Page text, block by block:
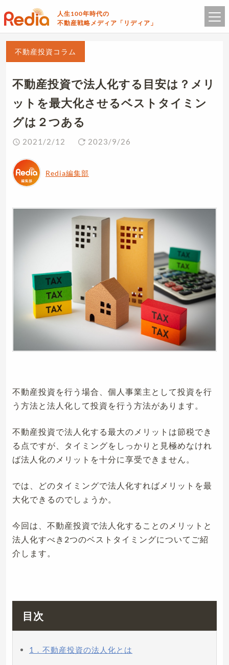
人生100年時代の
不動産戦略メディア「リディア」
不動産投資コラム
不動産投資で法人化する目安は？メリ
ットを最大化させるベストタイミン
グは２つある
2021/2/12 2023/9/26
Redia編集部
不動産投資を行う場合、個人事業主として投資を行
う方法と法人化して投資を行う方法があります。
不動産投資で法人化する最大のメリットは節税でき
る点ですが、タイミングをしっかりと見極めなけれ
ば法人化のメリットを十分に享受できません。
では、どのタイミングで法人化すればメリットを最
大化できるのでしょうか。
今回は、不動産投資で法人化することのメリットと
法人化すべき2つのベストタイミングについてご紹
介します。
目次
1．不動産投資の法人化とは